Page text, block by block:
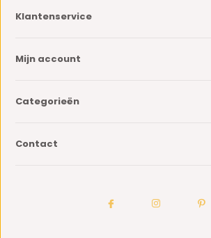
Klantenservice
Mijn account
Categorieën
Contact